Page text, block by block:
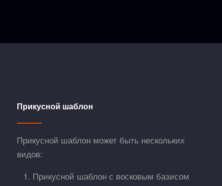
Прикусной шаблон
Прикусной шаблон может быть нескольких
видов:
Прикусной шаблон с восковым базисом